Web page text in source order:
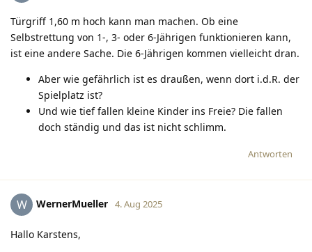
Türgriff 1,60 m hoch kann man machen. Ob eine
Selbstrettung von 1-, 3- oder 6-Jährigen funktionieren kann,
ist eine andere Sache. Die 6-Jährigen kommen vielleicht dran.
Aber wie gefährlich ist es draußen, wenn dort i.d.R. der
Spielplatz ist?
Und wie tief fallen kleine Kinder ins Freie? Die fallen
doch ständig und das ist nicht schlimm.
Antworten
W WernerMueller 4. Aug 2025
Hallo Karstens,